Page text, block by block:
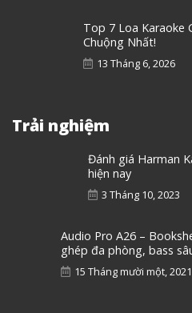
Top 7 Loa Karaoke
Chuộng Nhất!
13 Tháng 6, 2026
Trải nghiệm
Đánh giá Harman
hiện nay
3 Tháng 10, 2023
Audio Pro A26 –
ghép đa phòng, bass
15 Tháng mười một, 2021